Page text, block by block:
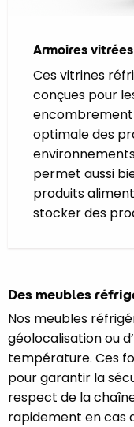
Armoires vitrées
Ces vitrines
conçues pour
encombrement
optimale des
permet aussi
produits
stocker des
Des meubles
Nos meubles
géolocalisation ou
température. Ces
pour garantir la
respect de la
rapidement en cas